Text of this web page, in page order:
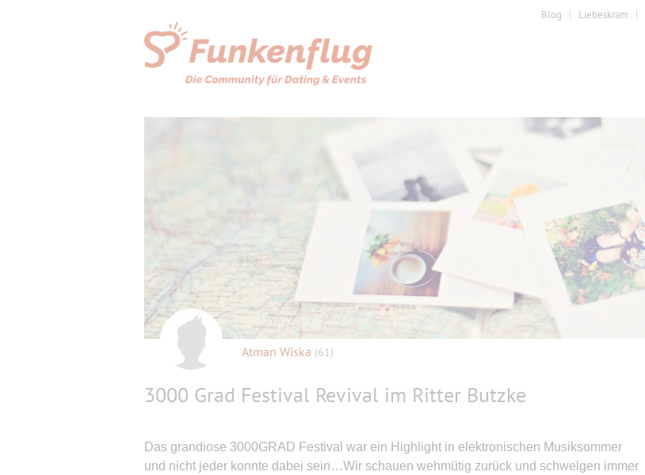
Blog Liebeskram
Atman Wiska (61)
3000 Grad Festival Revival im Ritter Butzke
Das grandiose 3000GRAD Festival war ein Highlight in elektronischen Musiksommer
und nicht jeder konnte dabei sein…Wir schauen wehmütig zurück und schwelgen immer